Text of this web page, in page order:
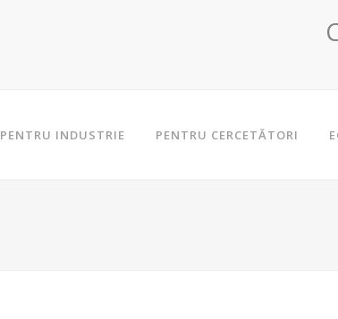
PENTRU INDUSTRIE PENTRU CERCETĂTORI